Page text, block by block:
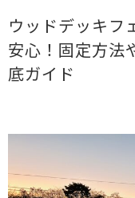
ウッドデッキフ
安心！固定方法
底ガイド